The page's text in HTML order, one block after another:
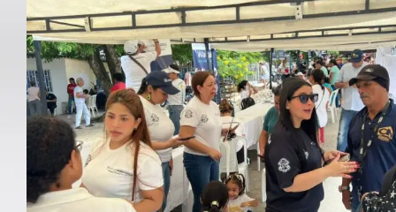
OPINIÓN
Contactenos
facebook
Twitter
Instagram
Registro ISSN: 2711-3299